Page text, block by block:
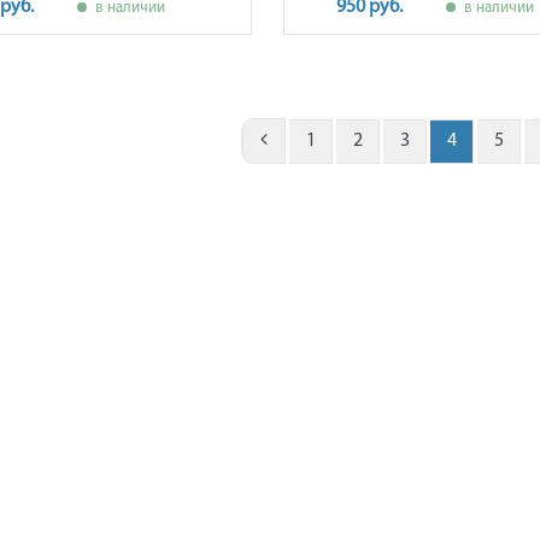
в наличии 950 руб. в наличии
1 2 3 4 5